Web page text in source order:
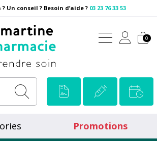
Un conseil ? Besoin d’aide ? 03 23 76 33 53
Pharmacie Lamartine
0
Promotions